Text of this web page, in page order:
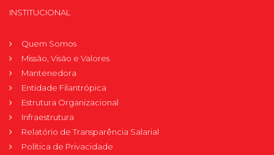
INSTITUCIONAL
Quem Somos
Missão, Visão e Valores
Mantenedora
Entidade Filantrópica
Estrutura Organizacional
Infraestrutura
Relatório de Transparência Salarial
Política de Privacidade